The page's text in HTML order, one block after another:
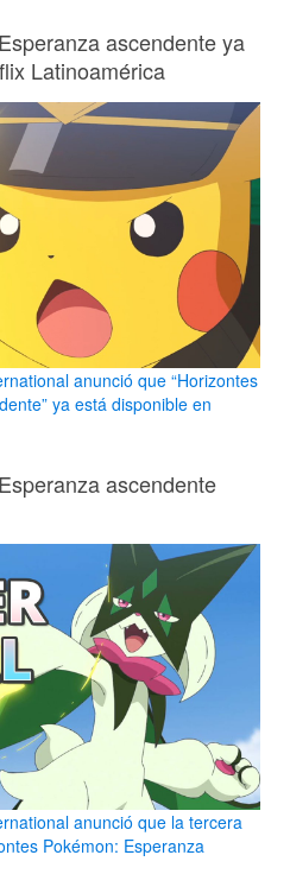
ascendente ya
Latinoamérica
anunció que “Horizontes
ya está disponible en
ascendente
anunció que la tercera
Pokémon: Esperanza